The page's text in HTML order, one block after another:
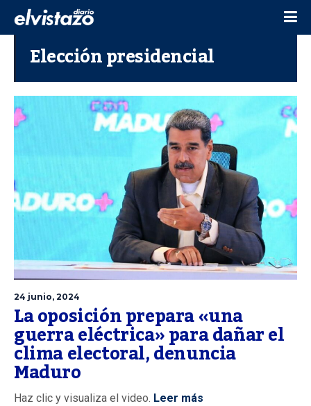
Elección presidencial
24 junio, 2024
La oposición prepara «una
guerra eléctrica» para dañar el
clima electoral, denuncia
Maduro
Haz clic y visualiza el video. Leer más